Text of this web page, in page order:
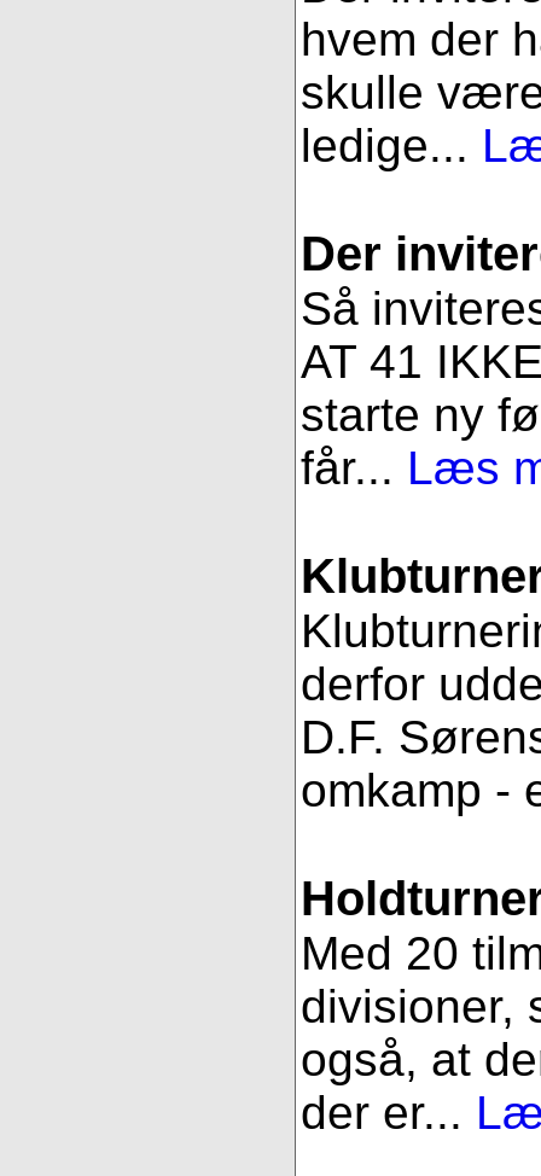
hvem der
skulle
ledige...
Der
Så
AT 41
starte ny
får... Læs
derfor
D.F.
omkamp -
Med 20
divisioner,
også, at
der er...